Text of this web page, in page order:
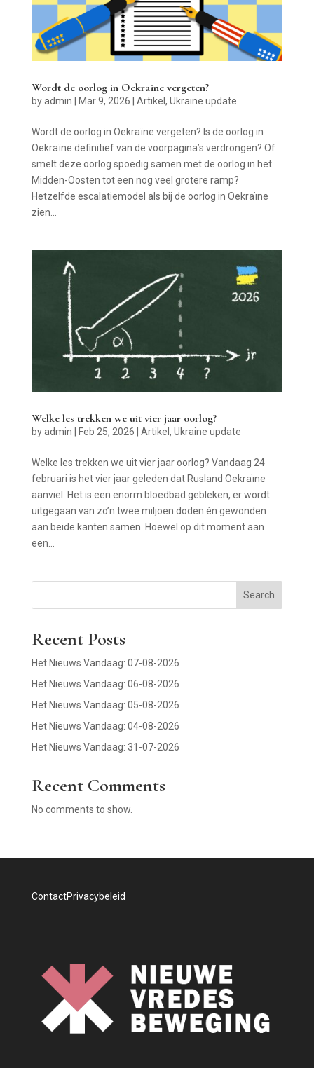
Wordt de oorlog in Oekraïne vergeten?
byadmin Mar 9, 2026 Artikel , Ukraine update
Wordt de oorlog in Oekraïne vergeten? Is de oorlog in
Oekraïne definitief van de voorpagina’s verdrongen? Of
smelt deze oorlog spoedig samen met de oorlog in het
Midden-Oosten tot een nog veel grotere ramp?
Hetzelfde escalatiemodel als bij de oorlog in Oekraïne
zien...
Welke les trekken we uit vier jaar oorlog?
byadmin Feb 25, 2026 Artikel , Ukraine update
Welke les trekken we uit vier jaar oorlog? Vandaag 24
februari is het vier jaar geleden dat Rusland Oekraïne
aanviel. Het is een enorm bloedbad gebleken, er wordt
uitgegaan van zo’n twee miljoen doden én gewonden
aan beide kanten samen. Hoewel op dit moment aan
een...
Search
Recent Posts
Het Nieuws Vandaag: 07-08-2026
Het Nieuws Vandaag: 06-08-2026
Het Nieuws Vandaag: 05-08-2026
Het Nieuws Vandaag: 04-08-2026
Het Nieuws Vandaag: 31-07-2026
Recent Comments
No comments to show.
ContactPrivacybeleid